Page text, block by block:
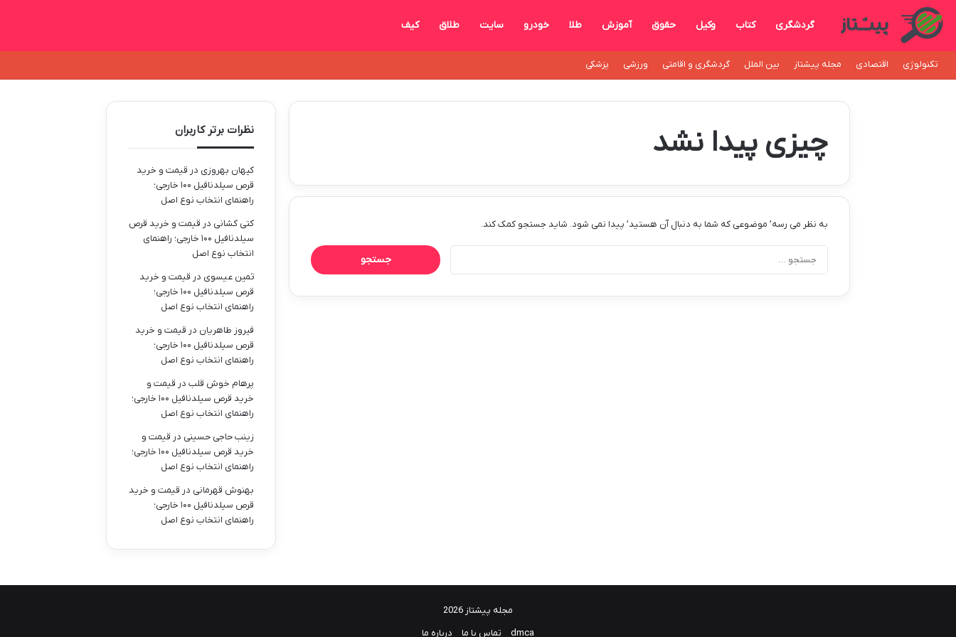
گردشگری کتاب وکیل حقوق آموزش طلا خودرو سایت طلاق کیف
تکنولوژی اقتصادی مجله پیشتاز بین الملل گردشگری و اقامتی ورزشی پزشکی
چیزی پیدا نشد
به نظر می رسه’ موضوعی که شما به دنبال آن هستید’ پیدا نمی شود. شاید جستجو کمک کند.
جستجو
برای:
نظرات برتر کاربران
کیهان بهروزی در قیمت و خرید
قرص سیلدنافیل ۱۰۰ خارجی؛
راهنمای انتخاب نوع اصل
کتی کشانی در قیمت و خرید قرص
سیلدنافیل ۱۰۰ خارجی؛ راهنمای
انتخاب نوع اصل
ثمین عیسوی در قیمت و خرید
قرص سیلدنافیل ۱۰۰ خارجی؛
راهنمای انتخاب نوع اصل
فیروز طاهریان در قیمت و خرید
قرص سیلدنافیل ۱۰۰ خارجی؛
راهنمای انتخاب نوع اصل
پرهام خوش قلبدر قیمت و
خرید قرص سیلدنافیل ۱۰۰ خارجی؛
راهنمای انتخاب نوع اصل
زینب حاجی حسینی در قیمت و
خرید قرص سیلدنافیل ۱۰۰ خارجی؛
راهنمای انتخاب نوع اصل
بهنوش قهرمانی در قیمت و خرید
قرص سیلدنافیل ۱۰۰ خارجی؛
راهنمای انتخاب نوع اصل
مجله پیشتاز 2026
dmca
تماس با ما درباره ما